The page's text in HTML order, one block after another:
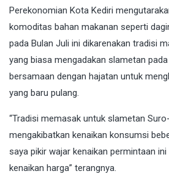
Perekonomian Kota Kediri
komoditas bahan makanan seperti
pada Bulan Juli ini dikarenakan tradisi
yang biasa mengadakan slametan
bersamaan dengan hajatan untuk
yang baru pulang.
“Tradisi memasak untuk slametan
mengakibatkan kenaikan konsumsi
saya pikir wajar kenaikan permintaan
kenaikan harga” terangnya.